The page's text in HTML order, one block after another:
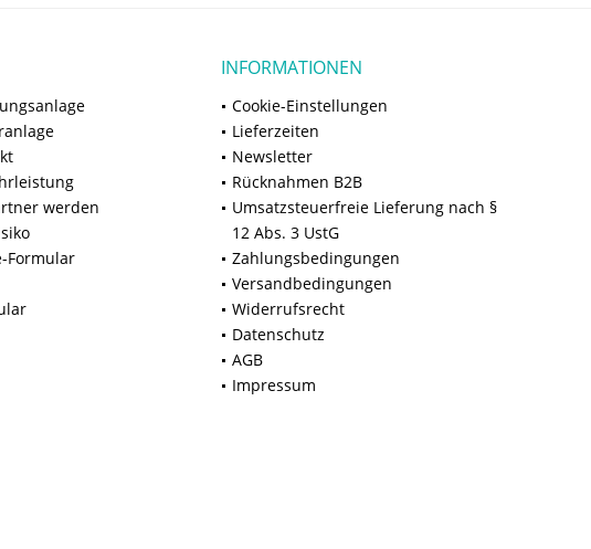
werden
Formular
INFORMATIONEN
Cookie-Einstellungen
Lieferzeiten
Newsletter
Rücknahmen B2B
Umsatzsteuerfreie Lieferung nach §
12 Abs. 3 UstG
Zahlungsbedingungen
Versandbedingungen
Widerrufsrecht
Datenschutz
AGB
Impressum